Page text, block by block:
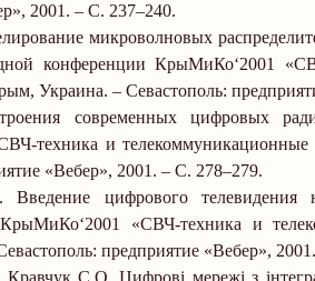
2001. – С. 237–240.
микроволновых
конференции КрыМиКо‘2001
Украина. – Севастополь:
современных цифровых
техника и телекоммуникационные
«Вебер», 2001. – С. 278–279.
цифрового
«СВЧ-техника и
предприятие «Вебер», 2001.
С.О. Цифрові мережі з